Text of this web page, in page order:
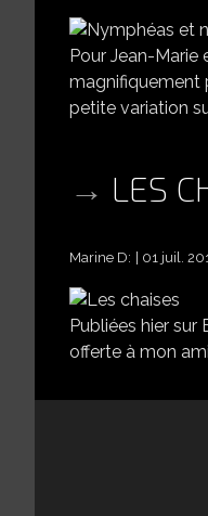
Pour Jean-Marie
magnifiquement
petite variation
LES
Marine D: 01 juil.
Publiées hier sur
offerte à mon